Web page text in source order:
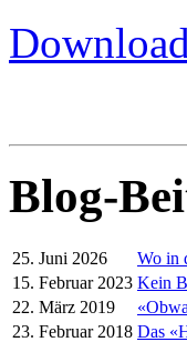
Blog-
25. Juni 2026
Wo in
15. Februar 2023 Kein
22. März 2019
23. Februar 2018 Das